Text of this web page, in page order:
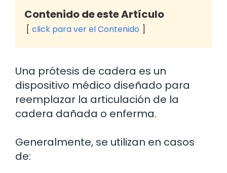
Contenido de este Artículo
click para ver el Contenido
Una prótesis de cadera es un
dispositivo médico diseñado para
reemplazar la articulación de la
cadera dañada o enferma.
Generalmente, se utilizan en casos
de: